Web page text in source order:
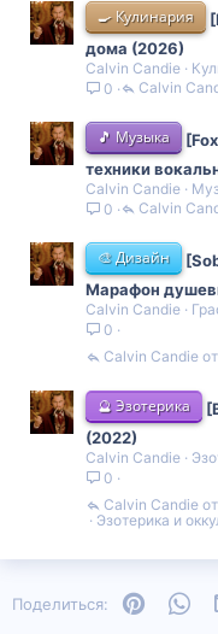
🍳 Кулинария
дома (2026)
Calvin Candie
0
Calvin
🎵 Музыка
техники
Calvin Candie
0
Calvin
🎨 Дизайн
Марафон
Calvin Candie
0
Calvin Candie
🔮 Эзотерика
(2022)
Calvin Candie
0
Эзотерика и
Calvin Candie
Поделиться: Pinterest